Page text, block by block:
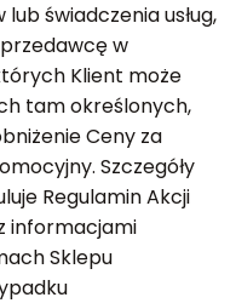
świadczenia usług,
w
Klient może
tam określonych,
Ceny za
Szczegóły
Regulamin Akcji
informacjami
Sklepu